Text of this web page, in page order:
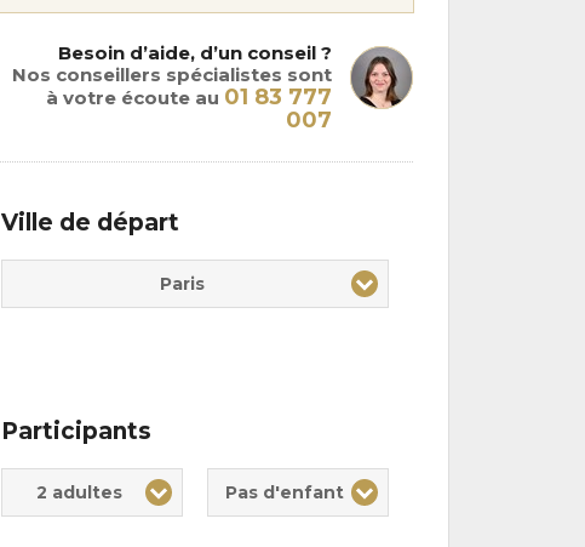
Besoin d’aide, d’un conseil ?
Nos conseillers spécialistes sont
à votre écoute au 01 83 777
007
Ville de départ
Paris
Participants
2 adultes Pas d'enfant